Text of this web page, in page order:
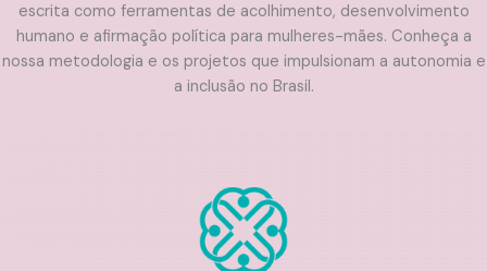
escrita como ferramentas de acolhimento, desenvolvimento
humano e afirmação política para mulheres-mães. Conheça a
nossa metodologia e os projetos que impulsionam a autonomia e
a inclusão no Brasil.